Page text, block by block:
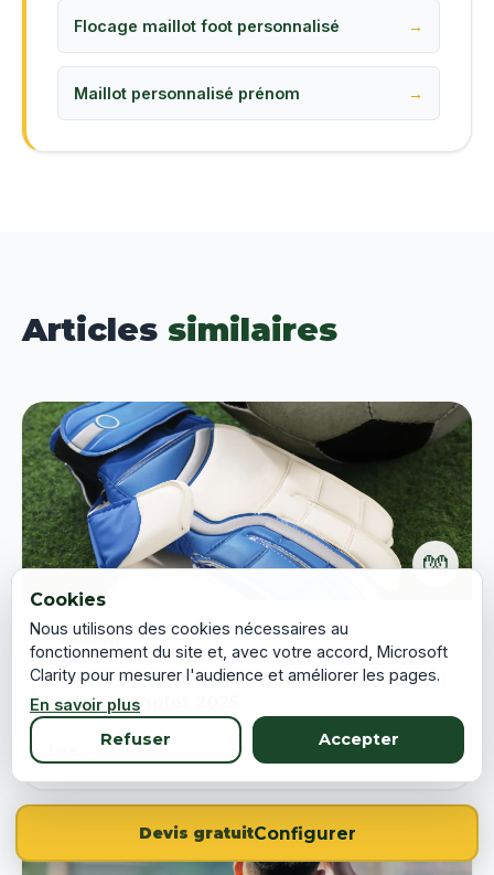
Flocage maillot foot personnalisé
Maillot personnalisé prénom
Articles similaires
🧤
GARDIEN
Maillot de gardien de but personnalisé :
guide complet 2025
Devis gratuitConfigurer
Cookies
Nous utilisons des cookies nécessaires au
fonctionnement du site et, avec votre accord, Microsoft
Clarity pour mesurer l'audience et améliorer les pages.
En savoir plus
Refuser Accepter